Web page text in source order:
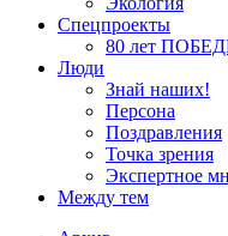
Спецпроекты
80 лет
Люди
Знай наших!
Персона
Поздравления
Точка зрения
Экспертное
Между тем